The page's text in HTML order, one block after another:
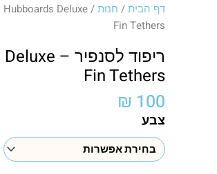
דף הבית/ חנות/
Hubboards Deluxe
Fin Tethers
ריפוד לסנפיר – Deluxe
Fin Tethers
₪ 100
צבע
כמות
של
ריפוד